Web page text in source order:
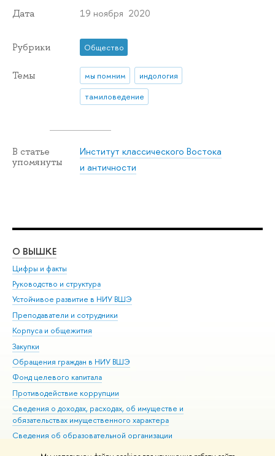
Дата 19 ноября 2020
Рубрики Общество
Темы мы помним
индология
тамиловедение
В статье
упомянуты
Институт классического Востока
и античности
О ВЫШКЕ
Цифры и факты
Руководство и структура
Устойчивое развитие в НИУ ВШЭ
Преподаватели и сотрудники
Корпуса и общежития
Закупки
Обращения граждан в НИУ ВШЭ
Фонд целевого капитала
Противодействие коррупции
Сведения о доходах, расходах, об имуществе и
обязательствах имущественного характера
Сведения об образовательной организации
Людям с ограниченными возможностями здоровья